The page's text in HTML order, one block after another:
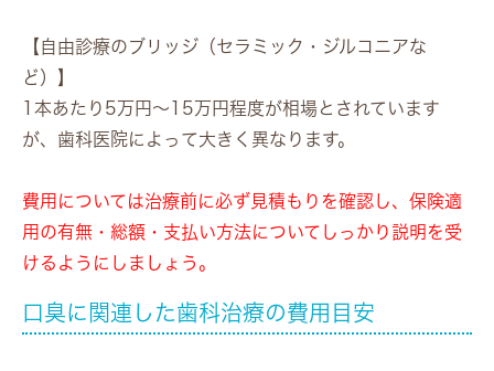
【自由診療のブリッジ（セラミック・ジルコニアな
ど）】
1本あたり5万円〜15万円程度が相場とされています
が、歯科医院によって大きく異なります。
費用については治療前に必ず見積もりを確認し、保険適
用の有無・総額・支払い方法についてしっかり説明を受
けるようにしましょう。
口臭に関連した歯科治療の費用目安